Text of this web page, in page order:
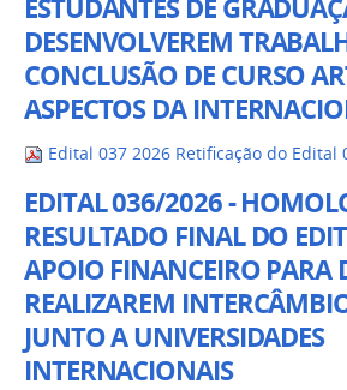
ESTUDANTES DE
DESENVOLVEREM
CONCLUSÃO DE CURSO
ASPECTOS DA
Edital 037 2026 Retificação do Edital
EDITAL 036/2026 -
RESULTADO FINAL DO
APOIO FINANCEIRO PARA
REALIZAREM
JUNTO A UNIVERSIDADES
INTERNACIONAIS